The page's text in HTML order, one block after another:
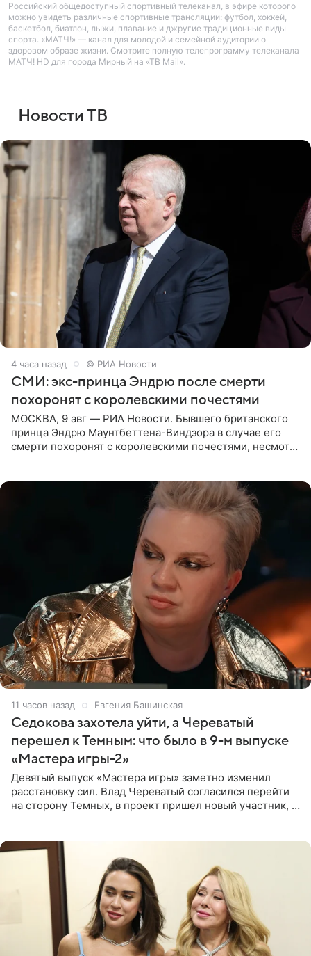
Российский общедоступный спортивный телеканал, в эфире которого
можно увидеть различные спортивные трансляции: футбол, хоккей,
баскетбол, биатлон, лыжи, плавание и джругие традиционные виды
спорта. «МАТЧ!» — канал для молодой и семейной аудитории о
здоровом образе жизни. Смотрите полную телепрограмму телеканала
МАТЧ! HD для города Мирный на «ТВ Mail».
Новости ТВ
4 часа назад © РИА Новости
СМИ: экс-принца Эндрю после смерти
похоронят с королевскими почестями
МОСКВА, 9 авг — РИА Новости. Бывшего британского
принца Эндрю Маунтбеттена-Виндзора в случае его
смерти похоронят с королевскими почестями, несмотря
11 часов назад Евгения Башинская
Седокова захотела уйти, а Череватый
перешел к Темным: что было в 9-м выпуске
«Мастера игры-2»
Девятый выпуск «Мастера игры» заметно изменил
расстановку сил. Влад Череватый согласился перейти
на сторону Темных, в проект пришел новый участник, а